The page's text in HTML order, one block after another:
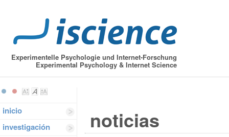
Experimentelle Psychologie und Internet-Forschung
Experimental Psychology & Internet Science
inicio
investigación
noticias